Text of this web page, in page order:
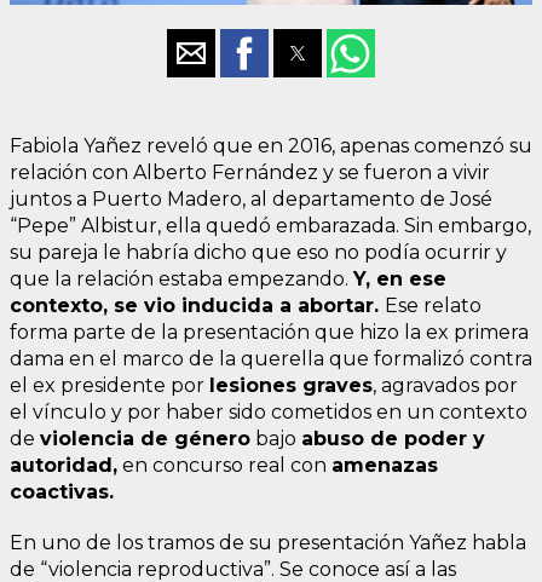
Fabiola Yañez reveló que en 2016, apenas comenzó su
relación con Alberto Fernández y se fueron a vivir
juntos a Puerto Madero, al departamento de José
“Pepe” Albistur, ella quedó embarazada. Sin embargo,
su pareja le habría dicho que eso no podía ocurrir y
que la relación estaba empezando.Y, en ese
contexto, se vio inducida a abortar. Ese relato
forma parte de la presentación que hizo la ex primera
dama en el marco de la querella que formalizó contra
el ex presidente por lesiones graves, agravados por
el vínculo y por haber sido cometidos en un contexto
de violencia de género bajo abuso de poder y
autoridad, en concurso real con amenazas
coactivas.
En uno de los tramos de su presentación Yañez habla
de “violencia reproductiva”. Se conoce así a las